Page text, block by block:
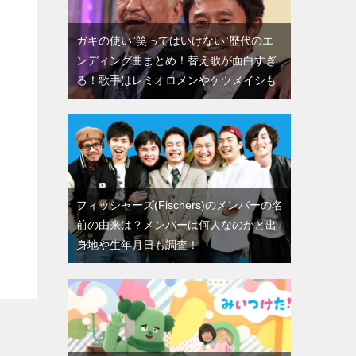
ガキの使い”笑ってはいけない”歴代のエ
ンディング曲まとめ！替え歌が面白すぎ
る！歌手はレミオロメンやケツメイシも
フィッシャーズ(Fischers)のメンバーの名
前の由来は？メンバーは何人なのかと出
身地や生年月日も調査！